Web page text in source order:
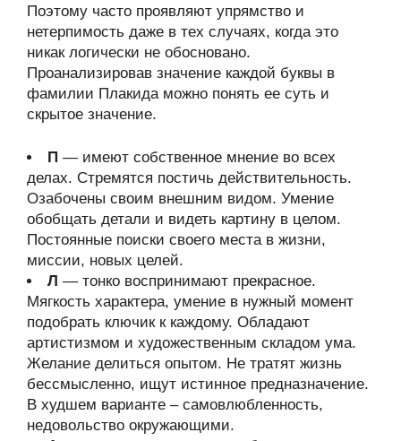
Поэтому часто проявляют упрямство и
нетерпимость даже в тех случаях, когда это
никак логически не обосновано.
Проанализировав значение каждой буквы в
фамилии Плакида можно понять ее суть и
скрытое значение.
П — имеют собственное мнение во всех
делах. Стремятся постичь действительность.
Озабочены своим внешним видом. Умение
обобщать детали и видеть картину в целом.
Постоянные поиски своего места в жизни,
миссии, новых целей.
Л — тонко воспринимают прекрасное.
Мягкость характера, умение в нужный момент
подобрать ключик к каждому. Обладают
артистизмом и художественным складом ума.
Желание делиться опытом. Не тратят жизнь
бессмысленно, ищут истинное предназначение.
В худшем варианте – самовлюбленность,
недовольство окружающими.